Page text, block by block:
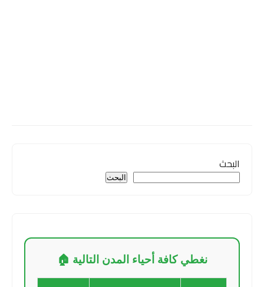
البحث
البحث
نغطي كافة أحياء المدن التالية 🏠